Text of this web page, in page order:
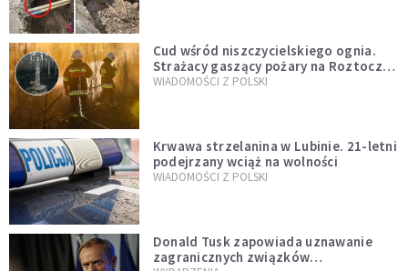
Cud wśród niszczycielskiego ognia.
Strażacy gaszący pożary na Roztoczu
opublikowali niezwykłe zdjęcie
WIADOMOŚCI Z POLSKI
Krwawa strzelanina w Lubinie. 21-letni
podejrzany wciąż na wolności
WIADOMOŚCI Z POLSKI
Donald Tusk zapowiada uznawanie
zagranicznych związków